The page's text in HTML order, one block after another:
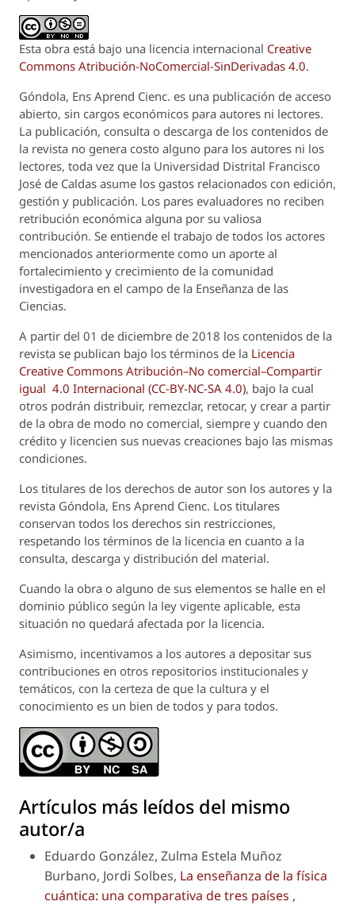
Esta obra está bajo una licencia internacional Creative
Commons Atribución-NoComercial-SinDerivadas 4.0.
Góndola, Ens Aprend Cienc. es una publicación de acceso
abierto, sin cargos económicos para autores ni lectores.
La publicación, consulta o descarga de los contenidos de
la revista no genera costo alguno para los autores ni los
lectores, toda vez que la Universidad Distrital Francisco
José de Caldas asume los gastos relacionados con edición,
gestión y publicación. Los pares evaluadores no reciben
retribución económica alguna por su valiosa
contribución. Se entiende el trabajo de todos los actores
mencionados anteriormente como un aporte al
fortalecimiento y crecimiento de la comunidad
investigadora en el campo de la Enseñanza de las
Ciencias.
A partir del 01 de diciembre de 2018 los contenidos de la
revista se publican bajo los términos de la Licencia
Creative Commons Atribución–No comercial–Compartir
igual 4.0 Internacional (CC-BY-NC-SA 4.0), bajo la cual
otros podrán distribuir, remezclar, retocar, y crear a partir
de la obra de modo no comercial, siempre y cuando den
crédito y licencien sus nuevas creaciones bajo las mismas
condiciones.
Los titulares de los derechos de autor son los autores y la
revista Góndola, Ens Aprend Cienc. Los titulares
conservan todos los derechos sin restricciones,
respetando los términos de la licencia en cuanto a la
consulta, descarga y distribución del material.
Cuando la obra o alguno de sus elementos se halle en el
dominio público según la ley vigente aplicable, esta
situación no quedará afectada por la licencia.
Asimismo, incentivamos a los autores a depositar sus
contribuciones en otros repositorios institucionales y
temáticos, con la certeza de que la cultura y el
conocimiento es un bien de todos y para todos.
Artículos más leídos del mismo
autor/a
Eduardo González, Zulma Estela Muñoz
Burbano, Jordi Solbes, La enseñanza de la física
cuántica: una comparativa de tres países ,